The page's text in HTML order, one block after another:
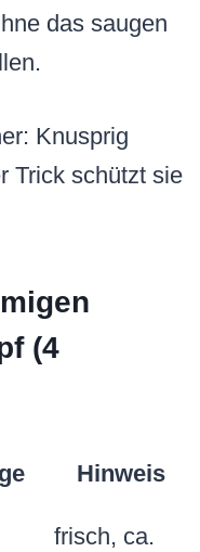
das saugen
Knusprig
Trick schützt sie
(4
Hinweis
frisch, ca.